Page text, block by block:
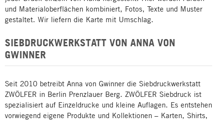
und Materialoberflächen kombiniert, Fotos, Texte und Muster
gestaltet. Wir liefern die Karte mit Umschlag.
SIEBDRUCKWERKSTATT VON ANNA VON
GWINNER
Seit 2010 betreibt Anna von Gwinner die Siebdruckwerkstatt
ZWÖLFER in Berlin Prenzlauer Berg. ZWÖLFER Siebdruck ist
spezialisiert auf Einzeldrucke und kleine Auflagen. Es entstehen
vorwiegend eigene Produkte und Kollektionen – Karten, Shirts,